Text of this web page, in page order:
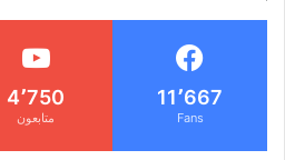
11٬667
Fans
4٬750
متابعون